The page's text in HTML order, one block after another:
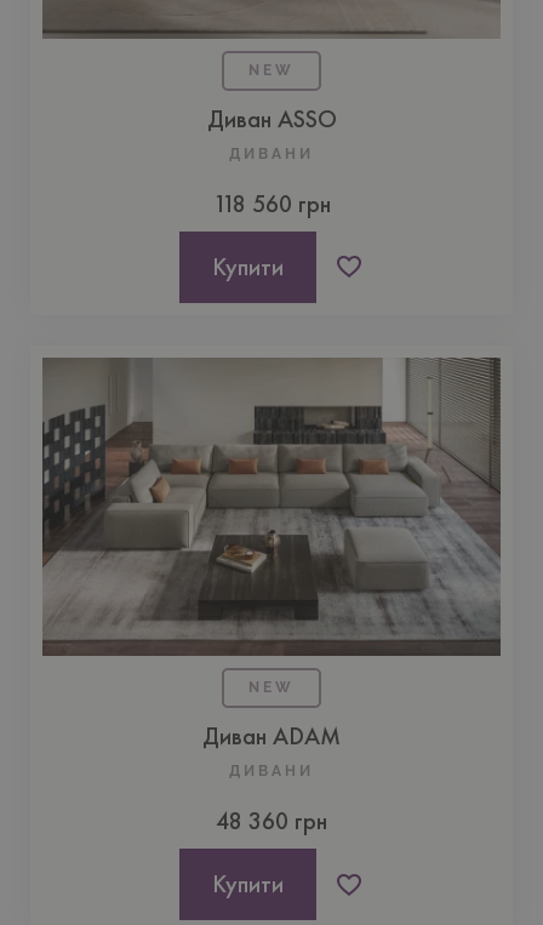
NEW
Диван ASSO
ДИВАНИ
118 560 грн
Купити
NEW
Диван ADAM
ДИВАНИ
48 360 грн
Купити